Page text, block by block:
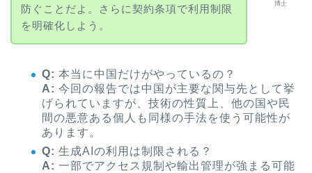
博士
防ぐことだよ。さらに契約条項で利用制限
を明確化しよう。
Q: 本当に中国だけがやっているの？
A: 今回の報告では中国が主要な関与先として挙
げられていますが、技術の性質上、他の国や民
間の悪意ある個人も同様の手法を使う可能性が
あります。
Q: 生成AIの利用は制限される？
A: 一部でアクセス規制や輸出管理が強まる可能